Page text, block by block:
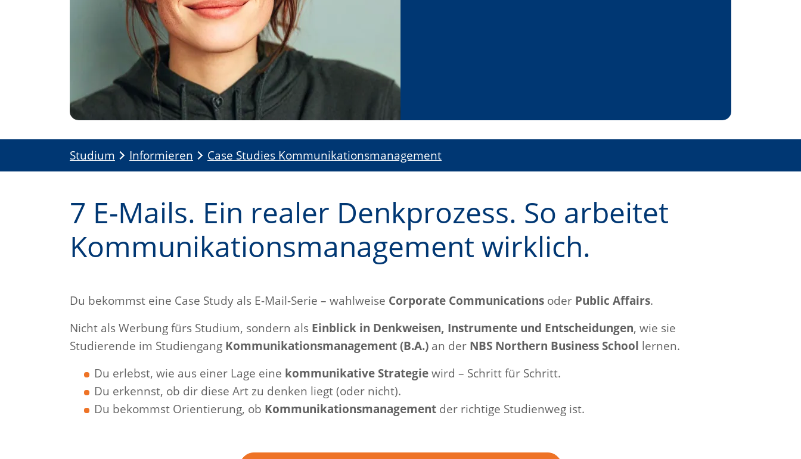
Studium Informieren Case Studies Kommunikationsmanagement
7 E-Mails. Ein realer Denkprozess. So arbeitet
Kommunikationsmanagement wirklich.
Du bekommst eine Case Study als E-Mail-Serie – wahlweise Corporate Communications oder Public Affairs.
Nicht als Werbung fürs Studium, sondern als Einblick in Denkweisen, Instrumente und Entscheidungen, wie sie
Studierende im Studiengang Kommunikationsmanagement (B.A.) an der NBS Northern Business School lernen.
Du erlebst, wie aus einer Lage eine kommunikative Strategiewird – Schritt für Schritt.
Du erkennst, ob dir diese Art zu denken liegt (oder nicht).
Du bekommst Orientierung, ob Kommunikationsmanagement der richtige Studienweg ist.